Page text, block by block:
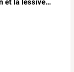
et la lessive…